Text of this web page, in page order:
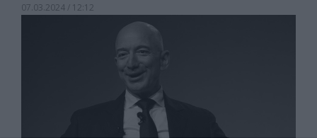
07.03.2024 / 12:12